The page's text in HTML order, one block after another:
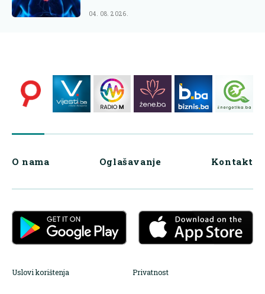
04. 08. 2026.
O nama Oglašavanje Kontakt
Uslovi korištenja Privatnost